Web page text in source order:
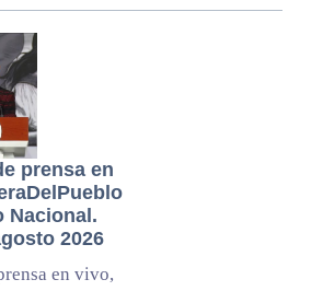
prensa en
Nacional.
2026
en vivo,